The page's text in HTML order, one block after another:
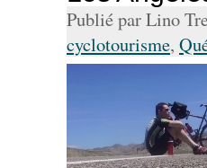
Publié par Lino
cyclotourisme,